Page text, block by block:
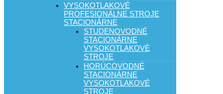
VYSOKOTLAKOVÉ
PROFESIONÁLNE STROJE
STACIONÁRNE
STUDENOVODNÉ
STACIONÁRNE
VYSOKOTLAKOVÉ
STROJE
HORÚCOVODNÉ
STACIONÁRNE
VYSOKOTLAKOVÉ
STROJE